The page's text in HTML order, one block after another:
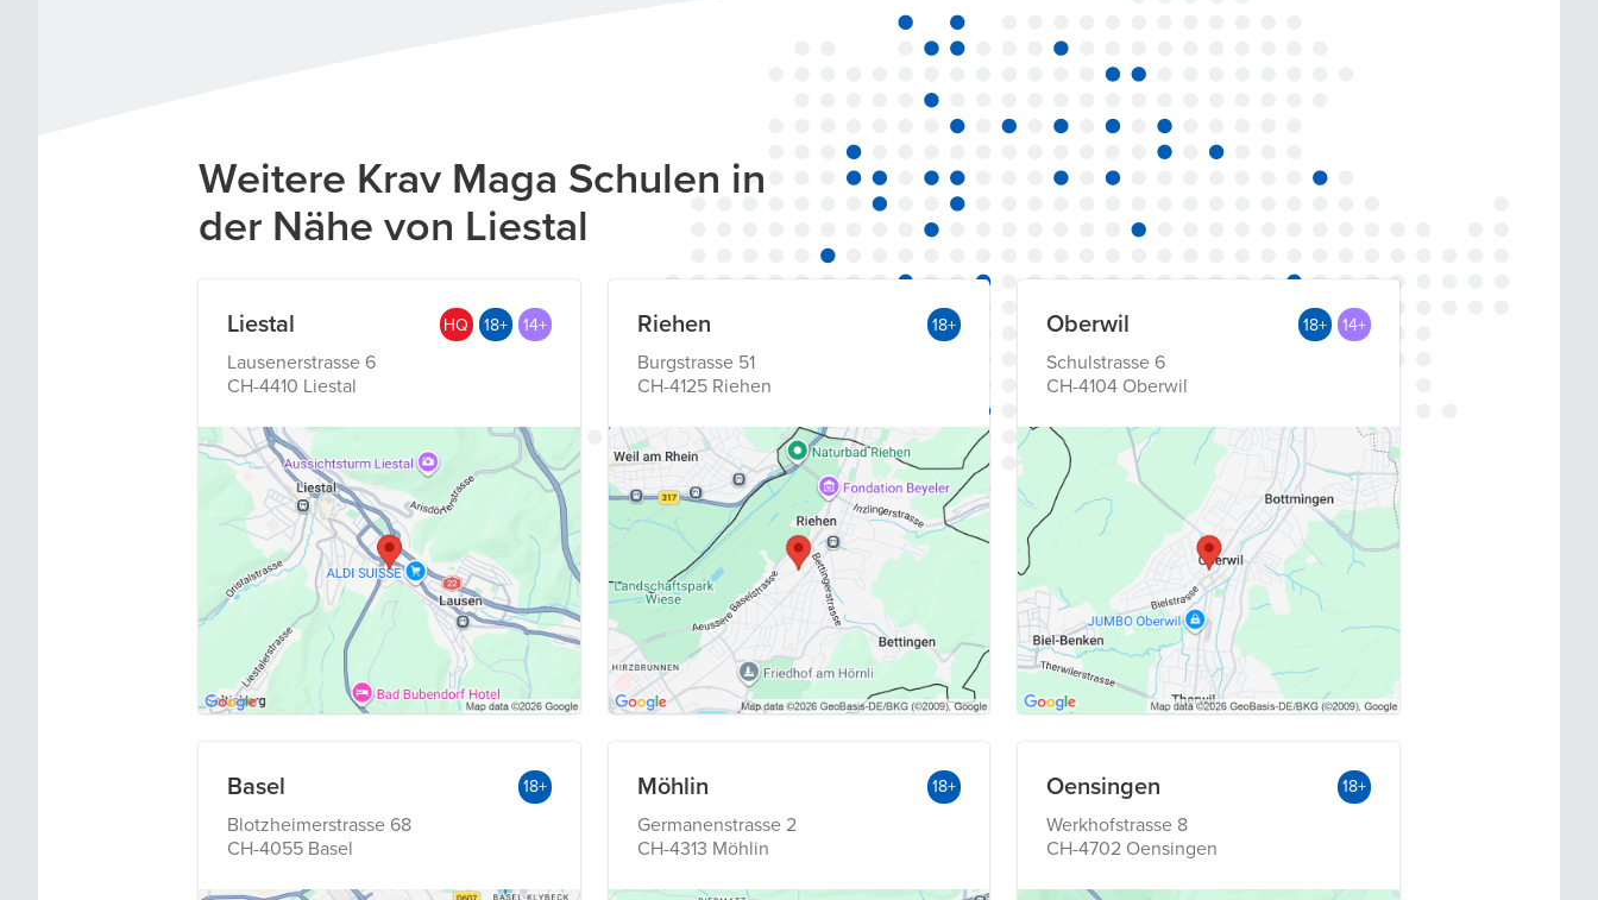
Weitere Krav Maga Schulen in
der Nähe von Liestal
Liestal HQ 18+ 14+
Lausenerstrasse 6
CH-4410 Liestal
Riehen 18+
Burgstrasse 51
CH-4125 Riehen
Oberwil 18+ 14+
Schulstrasse 6
CH-4104 Oberwil
Basel 18+
Blotzheimerstrasse 68
CH-4055 Basel
Möhlin 18+
Germanenstrasse 2
CH-4313 Möhlin
Oensingen 18+
Werkhofstrasse 8
CH-4702 Oensingen